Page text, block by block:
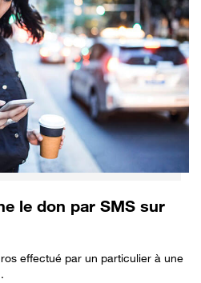
le don par SMS sur
effectué par un particulier à une